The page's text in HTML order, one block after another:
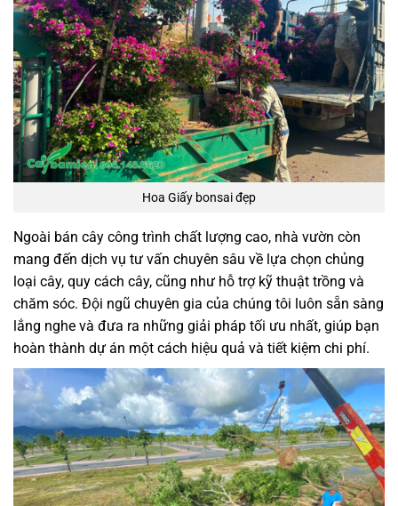
Hoa Giấy bonsai đẹp
Ngoài bán cây công trình chất lượng cao, nhà vườn còn
mang đến dịch vụ tư vấn chuyên sâu về lựa chọn chủng
loại cây, quy cách cây, cũng như hỗ trợ kỹ thuật trồng và
chăm sóc. Đội ngũ chuyên gia của chúng tôi luôn sẵn sàng
lắng nghe và đưa ra những giải pháp tối ưu nhất, giúp bạn
hoàn thành dự án một cách hiệu quả và tiết kiệm chi phí.